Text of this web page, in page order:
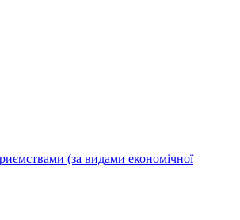
(за видами економічної